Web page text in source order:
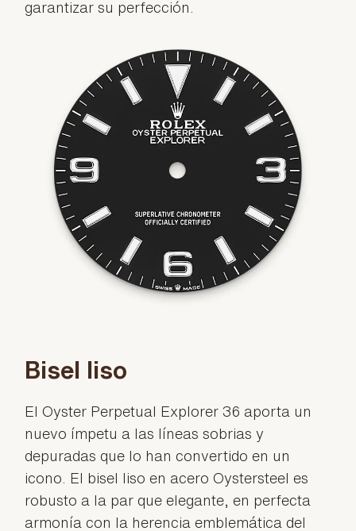
garantizar su perfección.
Bisel liso
El Oyster Perpetual Explorer 36 aporta un
nuevo ímpetu a las líneas sobrias y
depuradas que lo han convertido en un
icono. El bisel liso en acero Oystersteel es
robusto a la par que elegante, en perfecta
armonía con la herencia emblemática del